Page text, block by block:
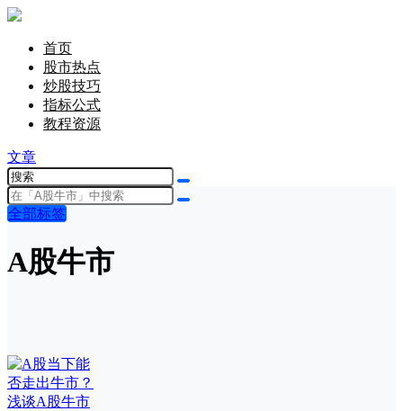
首页
股市热点
炒股技巧
指标公式
教程资源
文章
全部标签
A股牛市